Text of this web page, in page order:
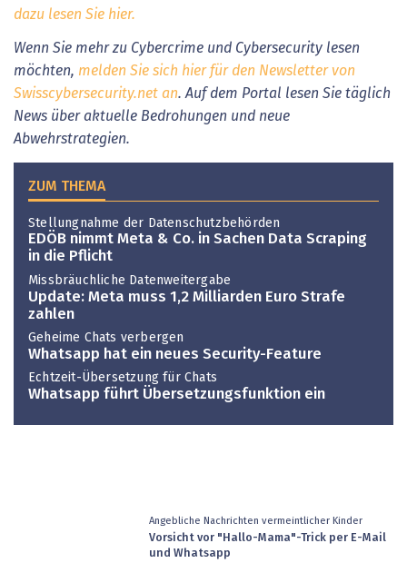
dazu lesen Sie hier.
Wenn Sie mehr zu Cybercrime und Cybersecurity lesen
möchten, melden Sie sich hier für den Newsletter von
Swisscybersecurity.net an. Auf dem Portal lesen Sie täglich
News über aktuelle Bedrohungen und neue
Abwehrstrategien.
ZUM THEMA
Stellungnahme der Datenschutzbehörden
EDÖB nimmt Meta & Co. in Sachen Data Scraping
in die Pflicht
Missbräuchliche Datenweitergabe
Update: Meta muss 1,2 Milliarden Euro Strafe
zahlen
Geheime Chats verbergen
Whatsapp hat ein neues Security-Feature
Echtzeit-Übersetzung für Chats
Whatsapp führt Übersetzungsfunktion ein
Angebliche Nachrichten vermeintlicher Kinder
Vorsicht vor "Hallo-Mama"-Trick per E-Mail
und Whatsapp